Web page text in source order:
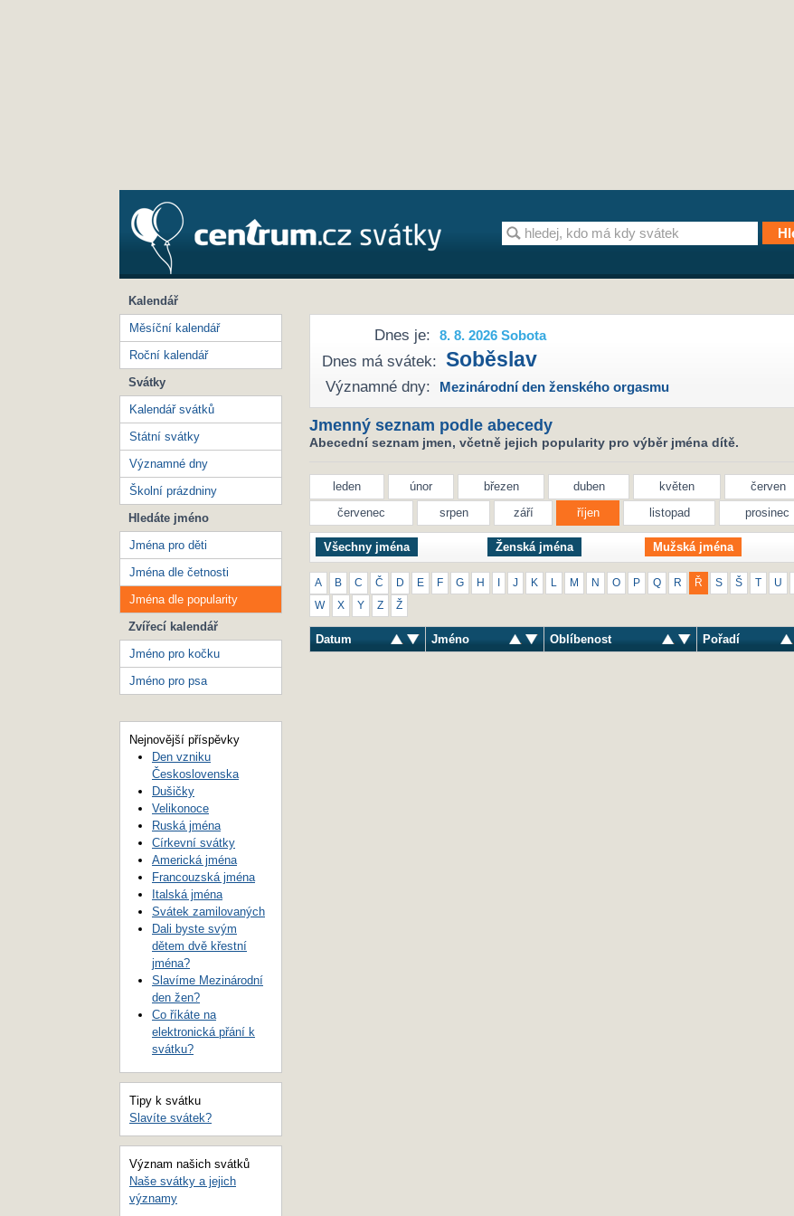
Dnes je: 8. 8. 2026 Sobota
Dnes má svátek: Soběslav
Významné dny: Mezinárodní den ženského orgasmu
Jmenný seznam podle abecedy
Abecední seznam jmen, včetně jejich popularity pro výběr jména dítě.
leden únor březen duben květen
červen
červenec
srpen září říjen listopad prosinec
Všechny jména Ženská jména Mužská jména
A B C Č D E F G H J K M N O P Q R Ř S Š T U
W X Y Z Ž
Datum Jméno Oblíbenost Pořadí
Kalendář
Měsíční kalendář
Roční kalendář
Svátky
Kalendář svátků
Státní svátky
Významné dny
Školní prázdniny
Hledáte jméno
Jména pro děti
Jména dle četnosti
Jména dle popularity
Zvířecí kalendář
Jméno pro kočku
Jméno pro psa
Nejnovější příspěvky
Den vzniku
Československa
Dušičky
Velikonoce
Ruská jména
Církevní svátky
Americká jména
Francouzská jména
Italská jména
Svátek zamilovaných
Dali byste svým
dětem dvě křestní
jména?
Slavíme Mezinárodní
den žen?
Co říkáte na
elektronická přání k
svátku?
Tipy k svátku
Slavíte svátek?
Význam našich svátků
Naše svátky a jejich
významy